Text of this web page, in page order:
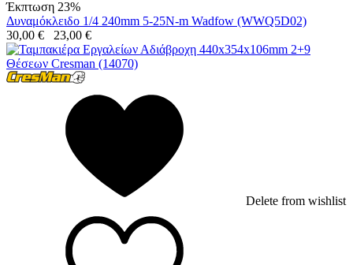
Έκπτωση 23%
Δυναμόκλειδο 1/4 240mm 5-25N-m Wadfow (WWQ5D02)
30,00 € 23,00 €
Delete from wishlist